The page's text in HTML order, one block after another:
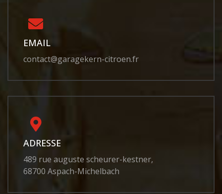
EMAIL
contact@garagekern-citroen.fr
ADRESSE
489 rue auguste scheurer-kestner,
68700 Aspach-Michelbach